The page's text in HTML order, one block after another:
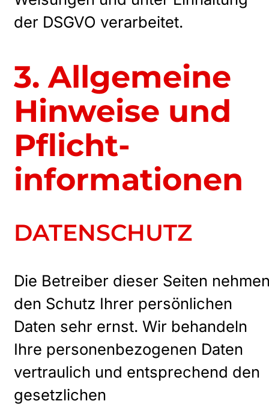
der DSGVO verarbeitet.
3. Allgemeine
Hinweise und
Pflicht­
informationen
DATENSCHUTZ
Die Betreiber dieser Seiten
den Schutz Ihrer persönlichen
Daten sehr ernst. Wir behandeln
Ihre personenbezogenen Daten
vertraulich und entsprechend den
gesetzlichen